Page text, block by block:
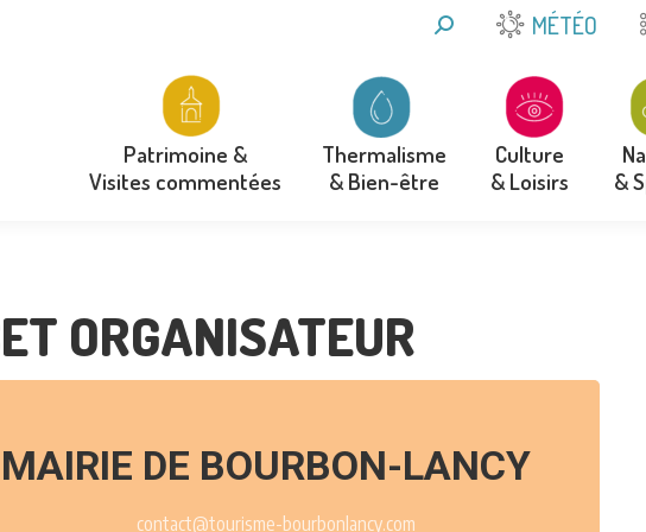
RECHERCHEMÉTÉO
Patrimoine &
Visites commentées
Thermalisme
& Bien-être
Culture
& Loisirs
&
ORGANISATEUR
MAIRIE DE BOURBON-LANCY
contact@tourisme-bourbonlancy.com
Patrimoine &
Visites commentées
Thermalisme
& Bien-être
Culture
& Loisirs
&